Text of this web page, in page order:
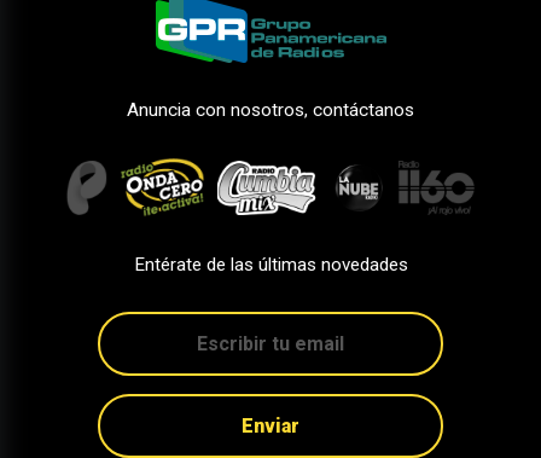
Anuncia con nosotros, contáctanos
Entérate de las últimas novedades
Enviar